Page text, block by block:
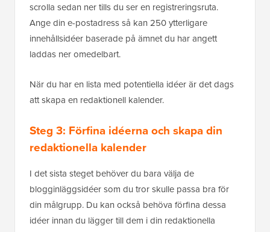
scrolla sedan ner tills du ser en registreringsruta.
Ange din e-postadress så kan 250 ytterligare
innehållsidéer baserade på ämnet du har angett
laddas ner omedelbart.
När du har en lista med potentiella idéer är det dags
att skapa en redaktionell kalender.
Steg 3: Förfina idéerna och skapa din
redaktionella kalender
I det sista steget behöver du bara välja de
blogginläggsidéer som du tror skulle passa bra för
din målgrupp. Du kan också behöva förfina dessa
idéer innan du lägger till dem i din redaktionella